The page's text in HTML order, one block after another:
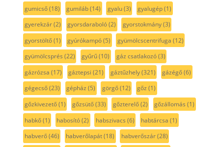
gumicső(18) gumiláb(14) gyalu(3) gyalugép(1)
gyerekzár(2) gyorsdaraboló(2) gyorstokmány(3)
gyorstöltő(1) gyúrókampó(5) gyümölcscentrifuga (12)
gyümölcsprés (22) gyűrű(10) gáz csatlakozó(3)
gázrózsa (17) gáztepsi (21) gáztűzhely(321) gázégő(6)
gégecső(23) gépház (5) görgő(12) gőz (1)
gőzkivezető(1) gőzsütő(33) gőzterelő(2) gőzállomás (1)
habkő(1) habosító(2) habszivacs (6) habtárcsa (1)
habverő(46) habverőlapát(18) habverőszár(28)